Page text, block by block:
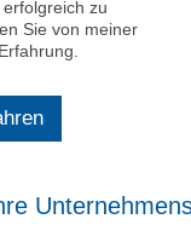
zu
Sie von meiner